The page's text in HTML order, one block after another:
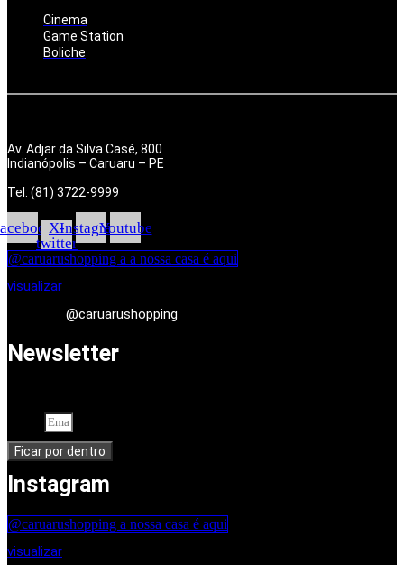
Cinema
Game Station
Boliche
Av. Adjar da Silva Casé, 800
Indianópolis – Caruaru – PE
Tel: (81) 3722-9999
X-
twitter
InstagramYoutube
@caruarushopping a a nossa casa é aqui
visualizar
@caruarushopping
Newsletter
Ficar por dentro
Instagram
@caruarushopping a nossa casa é aqui
visualizar